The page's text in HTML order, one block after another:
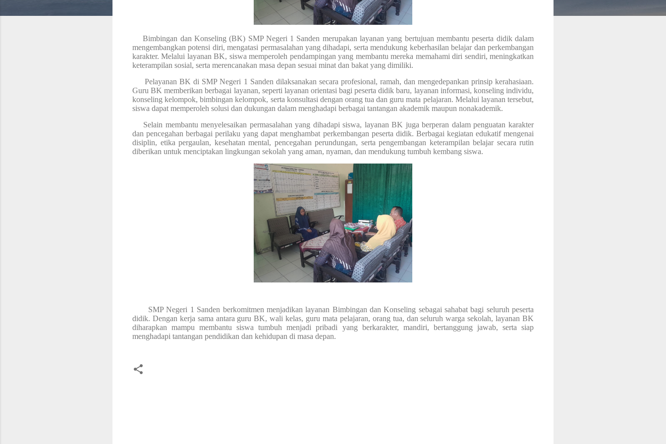
Bimbingan dan Konseling (BK) SMP Negeri 1 Sanden merupakan layanan yang bertujuan membantu peserta didik dalam
mengembangkan potensi diri, mengatasi permasalahan yang dihadapi, serta mendukung keberhasilan belajar dan perkembangan
karakter. Melalui layanan BK, siswa memperoleh pendampingan yang membantu mereka memahami diri sendiri, meningkatkan
keterampilan sosial, serta merencanakan masa depan sesuai minat dan bakat yang dimiliki.
Pelayanan BK di SMP Negeri 1 Sanden dilaksanakan secara profesional, ramah, dan mengedepankan prinsip kerahasiaan.
Guru BK memberikan berbagai layanan, seperti layanan orientasi bagi peserta didik baru, layanan informasi, konseling individu,
konseling kelompok, bimbingan kelompok, serta konsultasi dengan orang tua dan guru mata pelajaran. Melalui layanan tersebut,
siswa dapat memperoleh solusi dan dukungan dalam menghadapi berbagai tantangan akademik maupun nonakademik.
Selain membantu menyelesaikan permasalahan yang dihadapi siswa, layanan BK juga berperan dalam penguatan karakter
dan pencegahan berbagai perilaku yang dapat menghambat perkembangan peserta didik. Berbagai kegiatan edukatif mengenai
disiplin, etika pergaulan, kesehatan mental, pencegahan perundungan, serta pengembangan keterampilan belajar secara rutin
diberikan untuk menciptakan lingkungan sekolah yang aman, nyaman, dan mendukung tumbuh kembang siswa.
SMP Negeri 1 Sanden berkomitmen menjadikan layanan Bimbingan dan Konseling sebagai sahabat bagi seluruh peserta
didik. Dengan kerja sama antara guru BK, wali kelas, guru mata pelajaran, orang tua, dan seluruh warga sekolah, layanan BK
diharapkan mampu membantu siswa tumbuh menjadi pribadi yang berkarakter, mandiri, bertanggung jawab, serta siap
menghadapi tantangan pendidikan dan kehidupan di masa depan.